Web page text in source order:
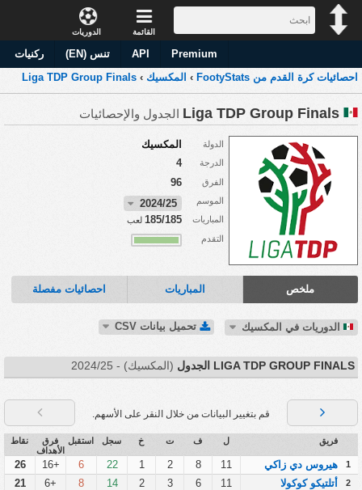
الدوريات القائمة
ركنيات تنس (EN) API
Premium
احصائيات كرة القدم من FootyStats
› المكسيك ›
Liga TDP Group Finals
الجدول والإحصائيات
الدولة المكسيك
الدرجة 4
الفرق 96
الموسم 2024/25
المباريات 185/185 لعب
التقدم
احصائيات مفصلة المباريات ملخص
الدوريات في المكسيك تحميل بيانات CSV
LIGA TDP GROUP FINALS الجدول (المكسيك) - 2024/25
قم بتغيير البيانات من خلال النقر على الأسهم.
فريق ل ف ت خ سجل استقبل
فرق
الأهداف
نقاط
1 هيروس دي زاكي 11
8
2
1
22
6
+16
26
2 أتلتيكو كوكولا 11
6
3
2
14
8
+6
21